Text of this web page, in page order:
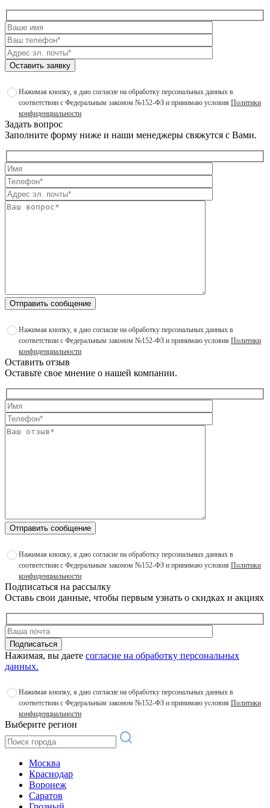
Оставить заявку
Нажимая кнопку, я даю согласие на обработку персональных данных в
соответствии с Федеральным законом №152-ФЗ и принимаю условия Политики
конфиденциальности
Задать вопрос
Заполните форму ниже и наши менеджеры свяжутся с Вами.
Отправить сообщение
Нажимая кнопку, я даю согласие на обработку персональных данных в
соответствии с Федеральным законом №152-ФЗ и принимаю условия Политики
конфиденциальности
Оставить отзыв
Оставьте свое мнение о нашей компании.
Отправить сообщение
Нажимая кнопку, я даю согласие на обработку персональных данных в
соответствии с Федеральным законом №152-ФЗ и принимаю условия Политики
конфиденциальности
Подписаться на рассылку
Оставь свои данные, чтобы первым узнать о скидках и акциях
Подписаться
Нажимая, вы даете согласие на обработку персональных
данных.
Нажимая кнопку, я даю согласие на обработку персональных данных в
соответствии с Федеральным законом №152-ФЗ и принимаю условия Политики
конфиденциальности
Выберите регион
Москва
Краснодар
Воронеж
Саратов